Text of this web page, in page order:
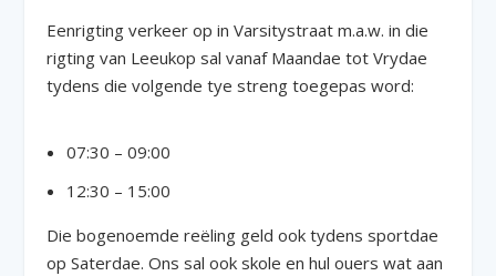
Eenrigting verkeer op in Varsitystraat m.a.w. in die
rigting van Leeukop sal vanaf Maandae tot Vrydae
tydens die volgende tye streng toegepas word:
07:30 – 09:00
12:30 – 15:00
Die bogenoemde reëling geld ook tydens sportdae
op Saterdae. Ons sal ook skole en hul ouers wat aan